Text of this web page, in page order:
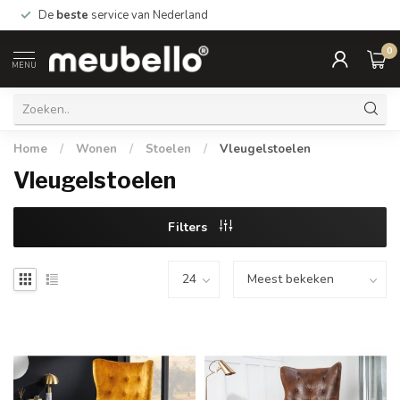
De beste service van Nederland
MENU
0
Home / Wonen / Stoelen / Vleugelstoelen
Vleugelstoelen
Filters